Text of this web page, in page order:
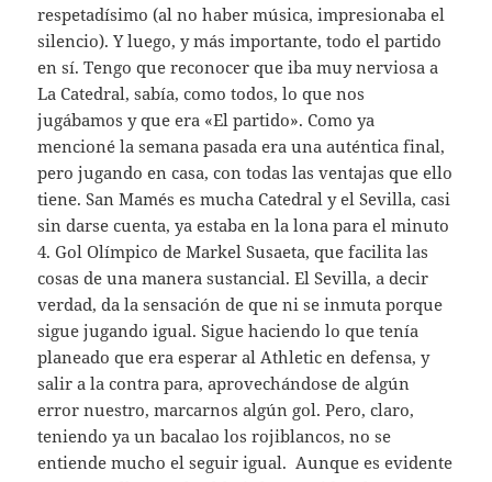
respetadísimo (al no haber música, impresionaba el
silencio). Y luego, y más importante, todo el partido
en sí. Tengo que reconocer que iba muy nerviosa a
La Catedral, sabía, como todos, lo que nos
jugábamos y que era «El partido». Como ya
mencioné la semana pasada era una auténtica final,
pero jugando en casa, con todas las ventajas que ello
tiene. San Mamés es mucha Catedral y el Sevilla, casi
sin darse cuenta, ya estaba en la lona para el minuto
4. Gol Olímpico de Markel Susaeta, que facilita las
cosas de una manera sustancial. El Sevilla, a decir
verdad, da la sensación de que ni se inmuta porque
sigue jugando igual. Sigue haciendo lo que tenía
planeado que era esperar al Athletic en defensa, y
salir a la contra para, aprovechándose de algún
error nuestro, marcarnos algún gol. Pero, claro,
teniendo ya un bacalao los rojiblancos, no se
entiende mucho el seguir igual. Aunque es evidente